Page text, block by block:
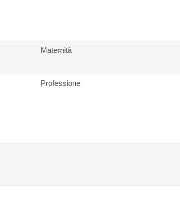
Maternità
Professione